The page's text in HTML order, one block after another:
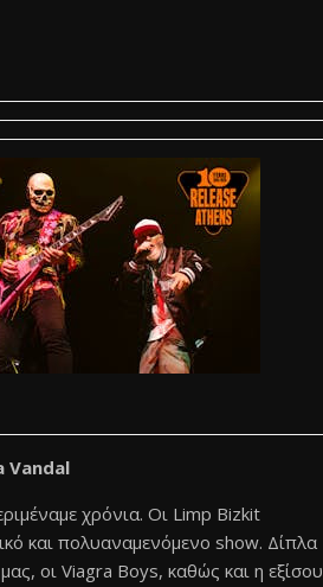
Vandal
χρόνια. Οι Limp Bizkit
και πολυαναμενόμενο show. Δίπλα
οι Viagra Boys, καθώς και η εξίσου